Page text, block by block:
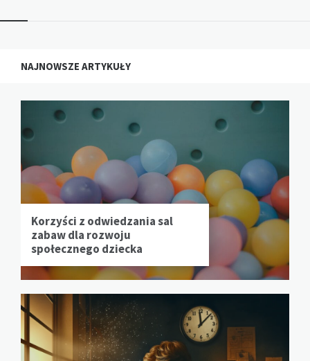
NAJNOWSZE ARTYKUŁY
Korzyści z odwiedzania sal
zabaw dla rozwoju
społecznego dziecka